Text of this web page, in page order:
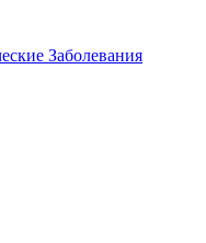
Заболевания